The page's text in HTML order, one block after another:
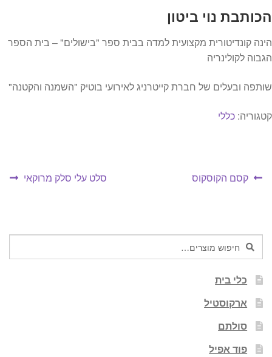
הכותבת נוי ביטון
הינה קונדיטורית מקצועית למדה ב‏בית ספר "בישולים" – בית הספר
הגבוה לקולינריה‏
שותפה ובעלים של חברת קייטרניג לאירועי בוטיק "השמנה והקטנה"
קטגוריה: כללי
ניווטהפוסט
קסם הקוסקוס
הפוסט
סלט עלי סלק מרוקאי
חיפוש
עבור:
חיפוש
כלי בית
ארקוסטיל
סולתם
פוד אפיל